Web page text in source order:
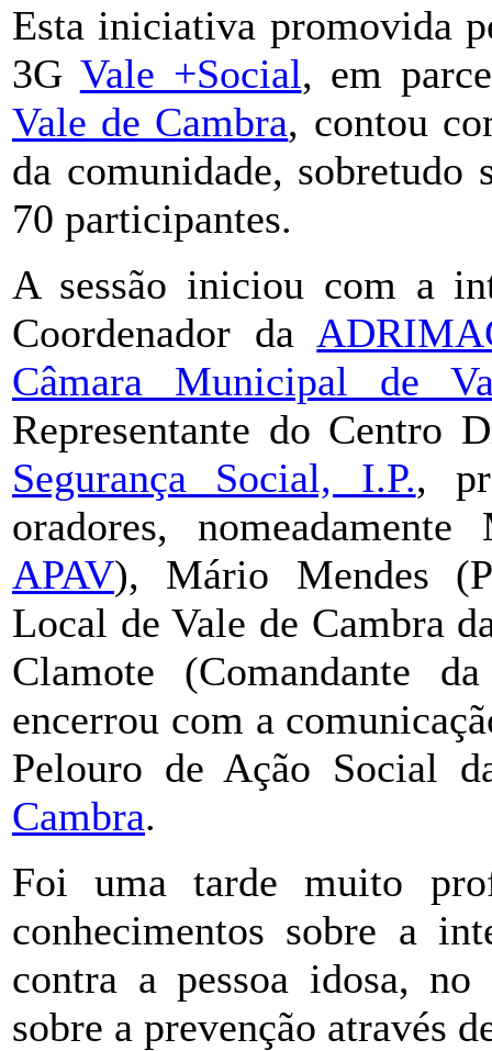
Esta iniciativa promovida
3G Vale +Social, em
Vale de Cambra, contou
da comunidade, sobretudo
70 participantes.
A sessão iniciou com a
Coordenador da
Câmara Municipal de
Representante do
Segurança Social, I.P.,
oradores,
APAV), Mário Mendes
Local de Vale de Cambra
Clamote (Comandante
encerrou com a
Pelouro de Ação Social
Cambra.
Foi uma tarde muito
conhecimentos sobre a
contra a pessoa idosa,
sobre a prevenção através